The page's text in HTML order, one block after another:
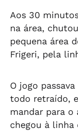
Aos 30
na área,
pequena área
Frigeri, pela
O jogo
todo retraído,
mandar para o
chegou à